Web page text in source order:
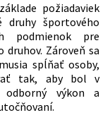
požiadaviek
druhy športového
podmienok pre
Zároveň sa
spĺňať osoby,
tak, aby bol v
odborný výkon a